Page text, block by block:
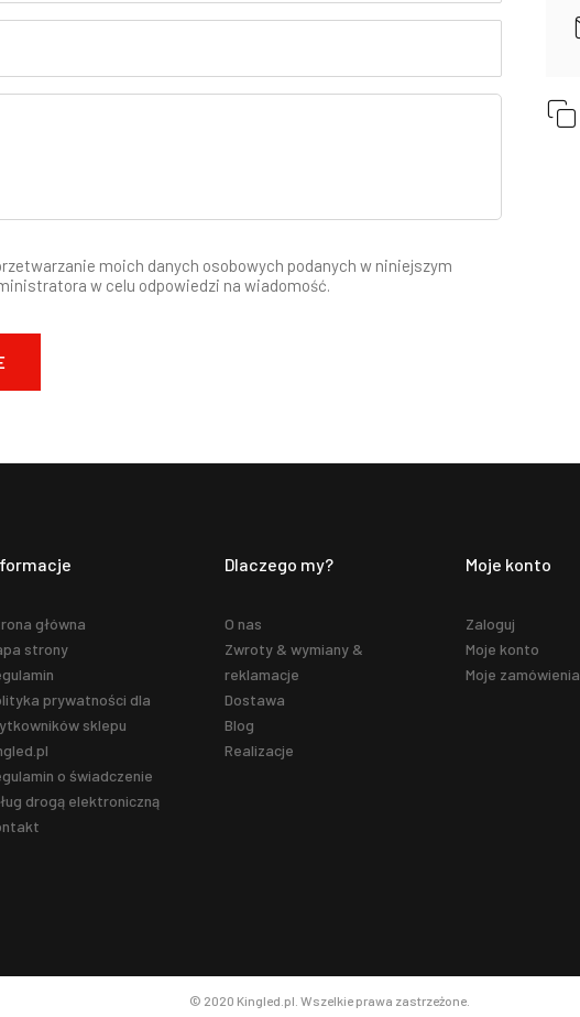
moich danych osobowych podanych w niniejszym
w celu odpowiedzi na wiadomość.
główna
strony
prywatności dla
sklepu
o świadczenie
drogą elektroniczną
Dlaczego my?
O nas
Zwroty & wymiany &
reklamacje
Dostawa
Blog
Realizacje
Moje konto
Zaloguj
Moje konto
Moje zamówienia
© 2020 Kingled.pl. Wszelkie prawa zastrzeżone.